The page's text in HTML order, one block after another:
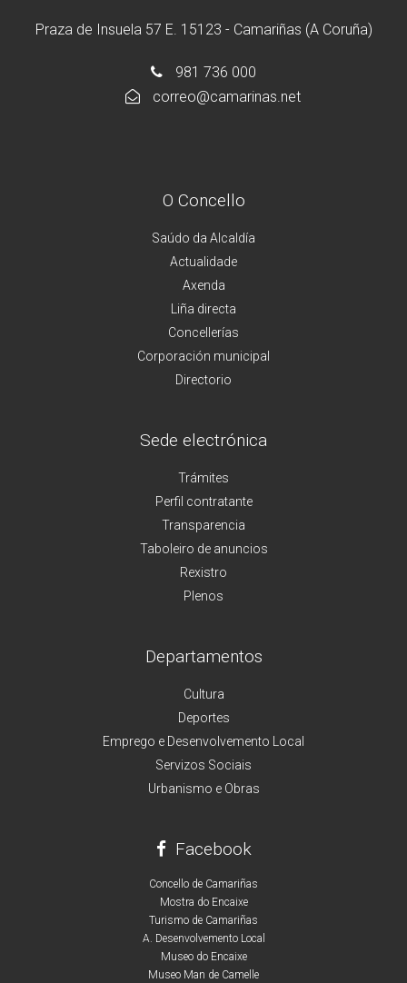
Praza de Insuela 57 E. 15123 - Camariñas (A Coruña)
981 736 000
correo@camarinas.net
O Concello
Saúdo da Alcaldía
Actualidade
Axenda
Liña directa
Concellerías
Corporación municipal
Directorio
Sede electrónica
Trámites
Perfil contratante
Transparencia
Taboleiro de anuncios
Rexistro
Plenos
Departamentos
Cultura
Deportes
Emprego e Desenvolvemento Local
Servizos Sociais
Urbanismo e Obras
Facebook
Concello de Camariñas
Mostra do Encaixe
Turismo de Camariñas
A. Desenvolvemento Local
Museo do Encaixe
Museo Man de Camelle